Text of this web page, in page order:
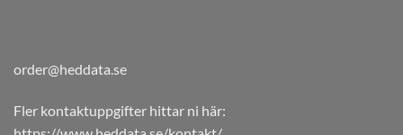
order@heddata.se
Fler kontaktuppgifter hittar ni här: